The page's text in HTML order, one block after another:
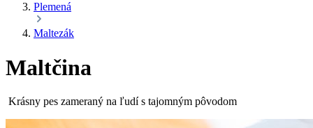
Plemená
Maltezák
Maltčina
Krásny pes zameraný na ľudí s tajomným pôvodom